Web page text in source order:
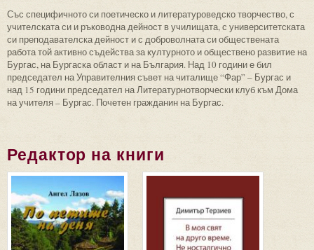
Със специфичното си поетическо и литературоведско творчество, с
учителската си и ръководна дейност в училищата, с университетската
си преподавателска дейност и с доброволната си обществената
работа той активно съдейства за културното и обществено развитие на
Бургас, на Бургаска област и на България. Над 10 години е бил
председател на Управителния съвет на читалище “Фар” – Бургас и
над 15 години председател на Литературнотворчески клуб към Дома
на учителя – Бургас. Почетен гражданин на Бургас.
Редактор на книги